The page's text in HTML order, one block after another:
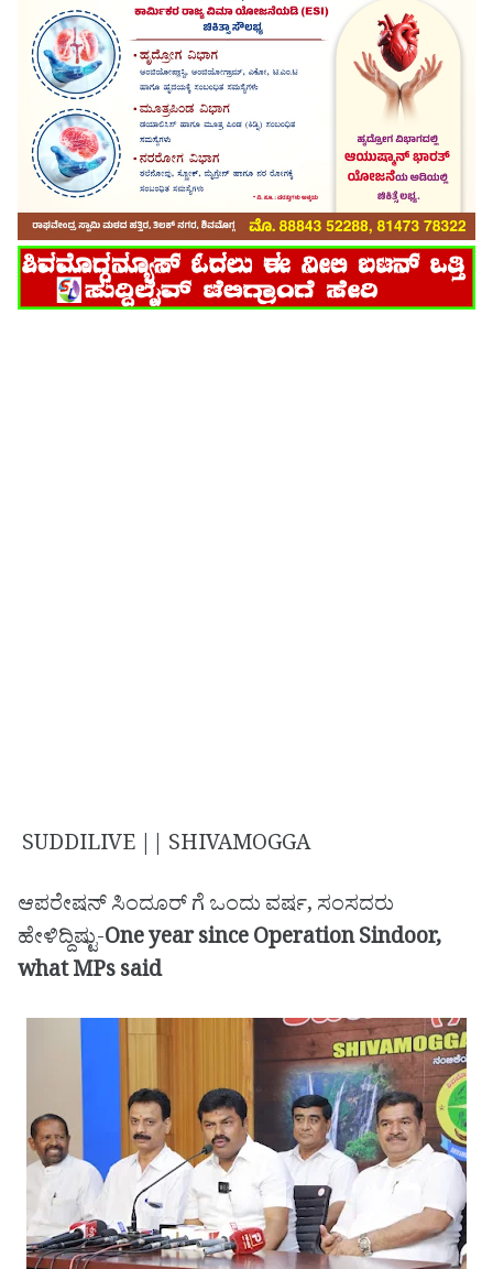
SUDDILIVE || SHIVAMOGGA
ಆಪರೇಷನ್ ಸಿಂದೂರ್ ಗೆ ಒಂದು ವರ್ಷ, ಸಂಸದರು
ಹೇಳಿದ್ದಿಷ್ಟು-One year since Operation Sindoor,
what MPs said